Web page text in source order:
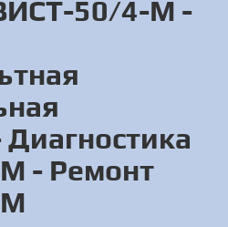
50/4-М -
Диагностика
- Ремонт